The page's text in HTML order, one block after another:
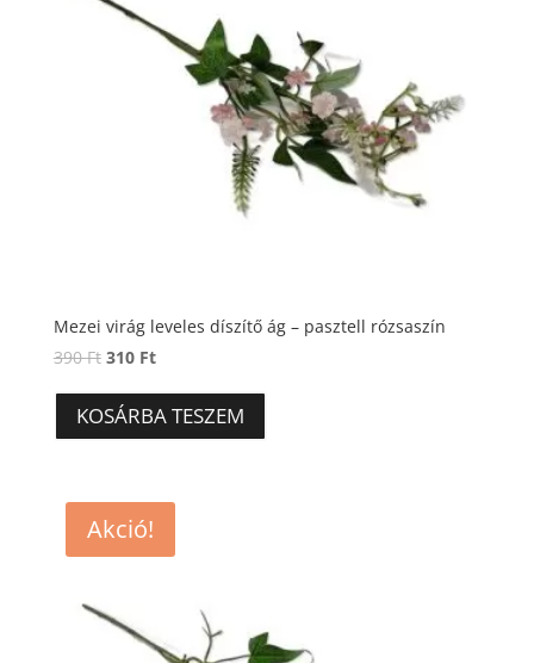
Mezei virág leveles díszítő ág – pasztell rózsaszín
390Ft Original
was:
390 Ft.
310 FtCurrent
is:
310 Ft.
KOSÁRBA TESZEM
Akció!